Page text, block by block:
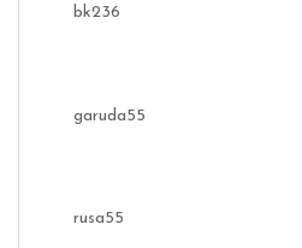
bk236
garuda55
rusa55